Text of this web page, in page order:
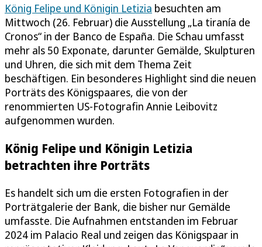
König Felipe und Königin Letizia besuchten am
Mittwoch (26. Februar) die Ausstellung „La tiranía de
Cronos“ in der Banco de España. Die Schau umfasst
mehr als 50 Exponate, darunter Gemälde, Skulpturen
und Uhren, die sich mit dem Thema Zeit
beschäftigen. Ein besonderes Highlight sind die neuen
Porträts des Königspaares, die von der
renommierten US-Fotografin Annie Leibovitz
aufgenommen wurden.
König Felipe und Königin Letizia
betrachten ihre Porträts
Es handelt sich um die ersten Fotografien in der
Porträtgalerie der Bank, die bisher nur Gemälde
umfasste. Die Aufnahmen entstanden im Februar
2024 im Palacio Real und zeigen das Königspaar in